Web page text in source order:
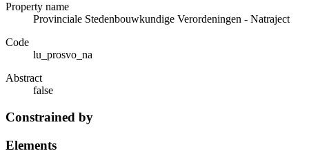
Property name
Provinciale Stedenbouwkundige Verordeningen - Natraject
Code
lu_prosvo_na
Abstract
false
Constrained by
Elements